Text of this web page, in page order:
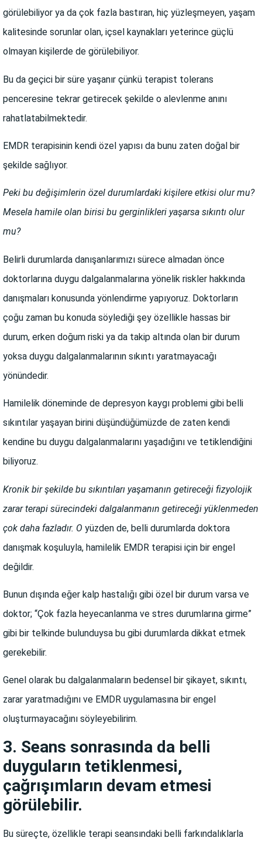
görülebiliyor ya da çok fazla bastıran, hiç yüzleşmeyen, yaşam
kalitesinde sorunlar olan, içsel kaynakları yeterince güçlü
olmayan kişilerde de görülebiliyor.
Bu da geçici bir süre yaşanır çünkü terapist tolerans
penceresine tekrar getirecek şekilde o alevlenme anını
rahatlatabilmektedir.
EMDR terapisinin kendi özel yapısı da bunu zaten doğal bir
şekilde sağlıyor.
Peki bu değişimlerin özel durumlardaki kişilere etkisi olur mu?
Mesela hamile olan birisi bu gerginlikleri yaşarsa sıkıntı olur
mu?
Belirli durumlarda danışanlarımızı sürece almadan önce
doktorlarına duygu dalgalanmalarına yönelik riskler hakkında
danışmaları konusunda yönlendirme yapıyoruz. Doktorların
çoğu zaman bu konuda söylediği şey özellikle hassas bir
durum, erken doğum riski ya da takip altında olan bir durum
yoksa duygu dalgalanmalarının sıkıntı yaratmayacağı
yönündedir.
Hamilelik döneminde de depresyon kaygı problemi gibi belli
sıkıntılar yaşayan birini düşündüğümüzde de zaten kendi
kendine bu duygu dalgalanmalarını yaşadığını ve tetiklendiğini
biliyoruz.
Kronik bir şekilde bu sıkıntıları yaşamanın getireceği fizyolojik
zarar terapi sürecindeki dalgalanmanın getireceği yüklenmeden
çok daha fazladır. O yüzden de, belli durumlarda doktora
danışmak koşuluyla, hamilelik EMDR terapisi için bir engel
değildir.
Bunun dışında eğer kalp hastalığı gibi özel bir durum varsa ve
doktor; “Çok fazla heyecanlanma ve stres durumlarına girme”
gibi bir telkinde bulunduysa bu gibi durumlarda dikkat etmek
gerekebilir.
Genel olarak bu dalgalanmaların bedensel bir şikayet, sıkıntı,
zarar yaratmadığını ve EMDR uygulamasına bir engel
oluşturmayacağını söyleyebilirim.
3. Seans sonrasında da belli
duyguların tetiklenmesi,
çağrışımların devam etmesi
görülebilir.
Bu süreçte, özellikle terapi seansındaki belli farkındalıklarla